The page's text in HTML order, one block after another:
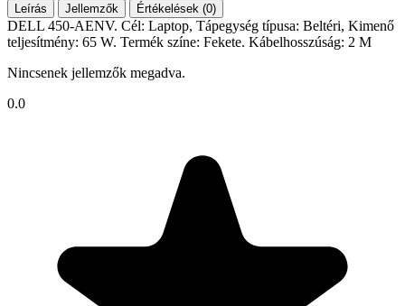
Leírás Jellemzők Értékelések (0)
DELL 450-AENV. Cél: Laptop, Tápegység típusa: Beltéri, Kimenő
teljesítmény: 65 W. Termék színe: Fekete. Kábelhosszúság: 2 M
Nincsenek jellemzők megadva.
0.0